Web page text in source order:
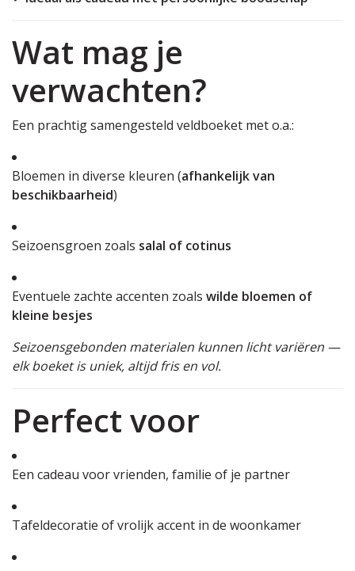
Wat mag je
verwachten?
Een prachtig samengesteld veldboeket met o.a.:
Bloemen in diverse kleuren (afhankelijk van
beschikbaarheid)
Seizoensgroen zoals salal of cotinus
Eventuele zachte accenten zoals wilde bloemen of
kleine besjes
Seizoensgebonden materialen kunnen licht variëren —
elk boeket is uniek, altijd fris en vol.
Perfect voor
Een cadeau voor vrienden, familie of je partner
Tafeldecoratie of vrolijk accent in de woonkamer